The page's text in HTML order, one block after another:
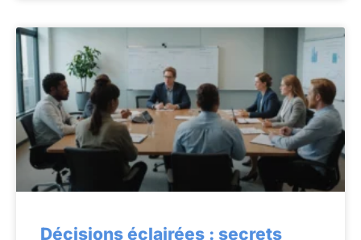
Décisions éclairées : secrets